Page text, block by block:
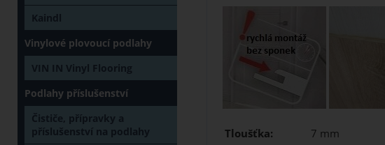
Tloušťka:
7 mm
Kaindl
Vinylové plovoucí podlahy
VIN IN Vinyl Flooring
Podlahy příslušenství
Čističe, přípravky a
příslušenství na podlahy